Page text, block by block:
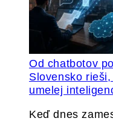
Od chatbotov
Slovensko
umelej
Keď dnes